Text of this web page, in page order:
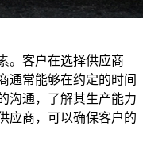
。客户在选择供应商
通常能够在约定的时间
沟通，了解其生产能力
应商，可以确保客户的